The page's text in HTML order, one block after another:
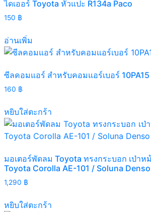
ไดเออร์ Toyota หัวแปะ R134a Paco
150 ฿
อ่านเพิ่ม
ซีลคอมแอร์ สำหรับคอมแอร์เบอร์ 10PA15
160 ฿
หยิบใส่ตะกร้า
มอเตอร์พัดลม Toyota ทรงกระบอก เป่าห
Toyota Corolla AE-101 / Soluna
1,290 ฿
หยิบใส่ตะกร้า